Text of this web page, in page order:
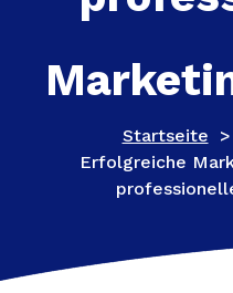
Startseite >
Erfolgreiche